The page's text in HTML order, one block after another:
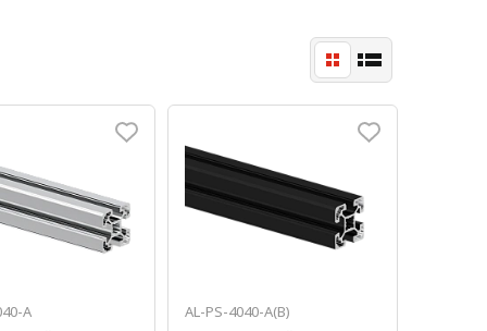
A
AL-PS-4040-A(B)